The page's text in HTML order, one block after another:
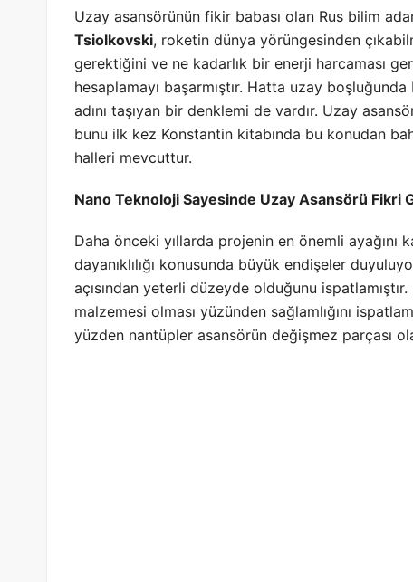
Uzay asansörünün fikir babası olan Rus bilim
Tsiolkovski, roketin dünya yörüngesinden
gerektiğini ve ne kadarlık bir enerji harcaması
hesaplamayı başarmıştır. Hatta uzay
adını taşıyan bir denklemi de vardır. Uzay
bunu ilk kez Konstantin kitabında bu konudan
halleri mevcuttur.
Nano Teknoloji Sayesinde Uzay Asansörü Fikri
Daha önceki yıllarda projenin en önemli ayağını
dayanıklılığı konusunda büyük endişeler
açısından yeterli düzeyde olduğunu
malzemesi olması yüzünden sağlamlığını
yüzden nantüpler asansörün değişmez parçası